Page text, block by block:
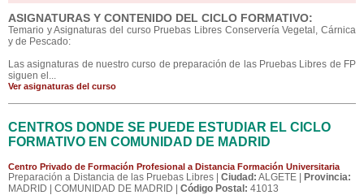
ASIGNATURAS Y CONTENIDO DEL CICLO FORMATIVO:
Temario y Asignaturas del curso Pruebas Libres Conservería Vegetal, Cárnica
y de Pescado:
Las asignaturas de nuestro curso de preparación de las Pruebas Libres de FP
siguen el...
Ver asignaturas del curso
CENTROS DONDE SE PUEDE ESTUDIAR EL CICLO
FORMATIVO EN COMUNIDAD DE MADRID
Centro Privado de Formación Profesional a Distancia Formación Universitaria
Preparación a Distancia de las Pruebas Libres | Ciudad: ALGETE |
Provincia:
MADRID | COMUNIDAD DE MADRID | Código Postal: 41013